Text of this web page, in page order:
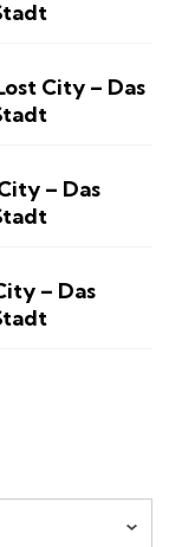
City – Das
– Das
– Das